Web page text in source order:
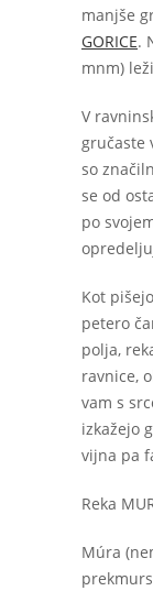
manjše
GORICE.
mnm)
V
gručaste
so
se od
po
Kot
petero
polja,
ravnice,
vam s
izkažejo
vijna pa
Reka
Múra